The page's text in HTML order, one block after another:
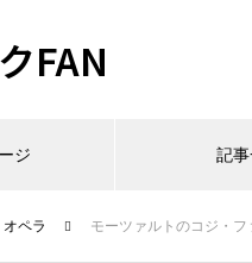
FAN
ジ 記
オペラ モーツァルトのコジ・